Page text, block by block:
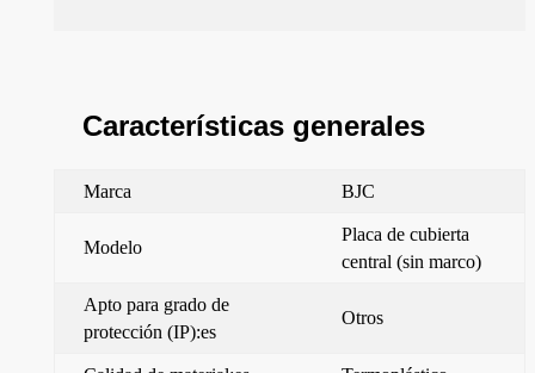
Características generales
Marca BJC
Modelo
Placa de cubierta
central (sin marco)
Apto para grado de
protección (IP):es
Otros